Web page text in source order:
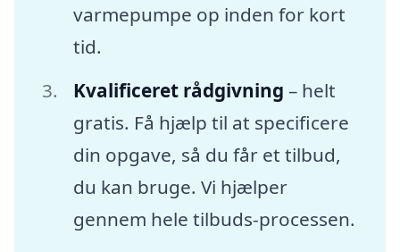
varmepumpe op inden for kort
tid.
Kvalificeret rådgivning – helt
gratis. Få hjælp til at specificere
din opgave, så du får et tilbud,
du kan bruge. Vi hjælper
gennem hele tilbuds-processen.